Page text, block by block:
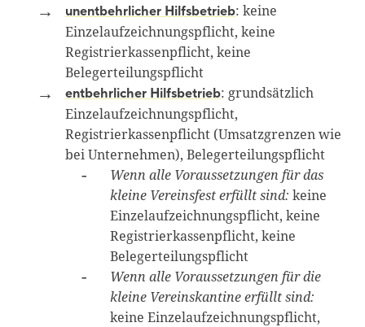
unentbehrlicher Hilfsbetrieb: keine
Einzelaufzeichnungspflicht, keine
Registrierkassenpflicht, keine
Belegerteilungspflicht
entbehrlicher Hilfsbetrieb: grundsätzlich
Einzelaufzeichnungspflicht,
Registrierkassenpflicht (Umsatzgrenzen wie
bei Unternehmen), Belegerteilungspflicht
Wenn alle Voraussetzungen für das
kleine Vereinsfest erfüllt sind: keine
Einzelaufzeichnungspflicht, keine
Registrierkassenpflicht, keine
Belegerteilungspflicht
Wenn alle Voraussetzungen für die
kleine Vereinskantine erfüllt sind:
keine Einzelaufzeichnungspflicht,